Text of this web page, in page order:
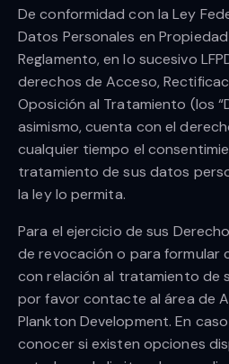
De conformidad con la Ley
Datos Personales en
Reglamento, en lo sucesivo
derechos de Acceso,
Oposición al Tratamiento (los
asimismo, cuenta con el
cualquier tiempo el
tratamiento de sus datos
la ley lo permita.
Para el ejercicio de sus
de revocación o para formular
con relación al tratamiento de
por favor contacte al área de
Plankton Development. En
conocer si existen opciones